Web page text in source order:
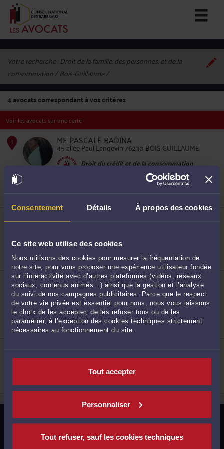
Consentement Détails À propos des cookies
Ce site web utilise des cookies
Nous utilisons des cookies pour mesurer la fréquentation de
notre site, pour vous proposer une expérience utilisateur fondée
sur l’interactivité avec d’autres plateformes (vidéos, réseaux
sociaux, contenus animés…) ainsi que la gestion et l’analyse
du suivi de nos campagnes publicitaires. Parce que le respect
de votre vie privée est essentiel pour nous, nous vous laissons
le choix de les accepter, de les refuser tous ou de les
paramétrer, à l’exception des cookies techniques strictement
nécessaires au fonctionnement du site.
Tout accepter
Personnaliser
Tout refuser, sauf les cookies techniques
Votre recherche :Droit de la famille, des personnes, et de la
consommation / Bois-Guillaume
4avocats correspondant à vos critères
Voir les avocats sur une carte
1
ME PASCALE BADINA
45 allée Paul Langevin 76230 BOIS GUILLAUME
Droit du crédit et de la consommation
Droit commercial, des affaires et de la
concurrence
2
ME AXELLE OFFROY
992 rue Augustin Fresnel 76230 BOIS GUILLAUME
Droit du crédit et de la consommation
Droit de la propriété intellectuelle
Droit commercial, des affaires et de la concurrence
3
ME AURÉLIEN BECHE
121 ancienne route de Darnétal 76230 BOIS
GUILLAUME
Droit de la famille, des personnes et de leur
patrimoine
Procédure civile
Baux ruraux et entreprise agricole
ME ISABELLE DE THIER
1649 chemin de Clères 76230 BOIS GUILLAUME
Droit de la famille, des personnes et de leur
MENTIONS LÉGALES
POLITIQUE DE CONFIDENTIALITÉ